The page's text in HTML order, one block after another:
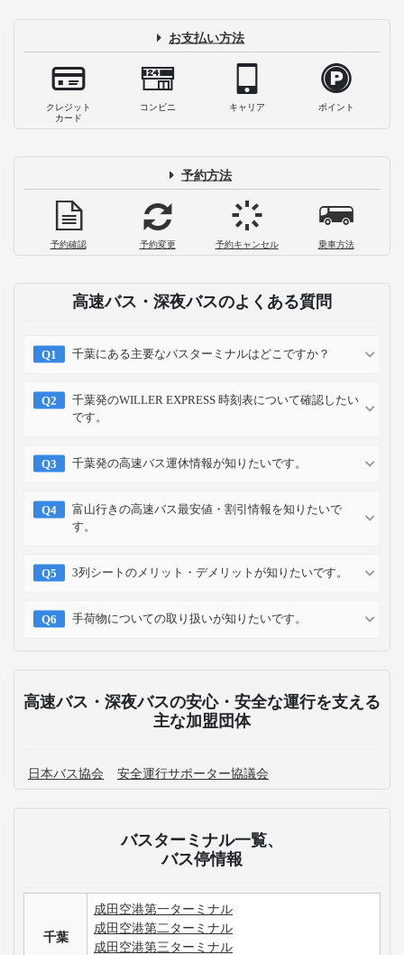
お支払い方法
クレジット
カード
コンビニ キャリア ポイント
予約方法
予約確認 予約変更 予約キャンセル 乗車方法
高速バス・深夜バスのよくある質問
千葉にある主要なバスターミナルはどこですか？
千葉発のWILLER EXPRESS 時刻表について確認したい
です。
千葉発の高速バス運休情報が知りたいです。
富山行きの高速バス最安値・割引情報を知りたいで
す。
3列シートのメリット・デメリットが知りたいです。
手荷物についての取り扱いが知りたいです。
高速バス・深夜バスの安心・安全な運行を支える
主な加盟団体
日本バス協会 安全運行サポーター協議会
バスターミナル一覧、
バス停情報
千葉
成田空港第一ターミナル
成田空港第二ターミナル
成田空港第三ターミナル